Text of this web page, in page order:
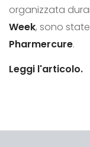
organizzata
Week, sono
Pharmercure.
Leggi l'articolo.